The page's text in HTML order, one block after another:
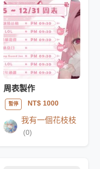
周表製作
暫停 NT$ 1000
我有一個花枝枝
(0)